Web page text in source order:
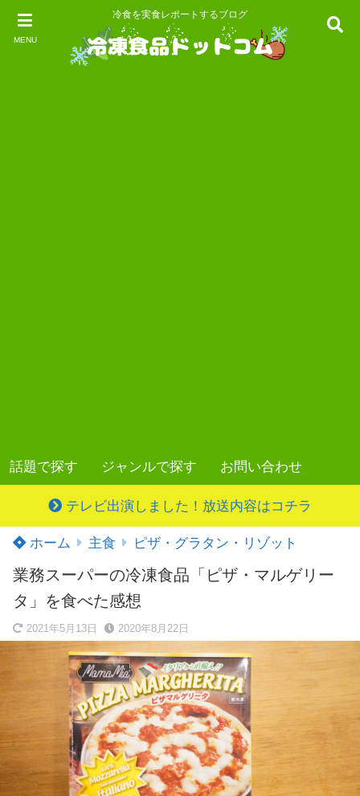
MENU
冷食を実食レポートするブログ
話題で探す ジャンルで探す お問い合わせ
テレビ出演しました！放送内容はコチラ
ホーム 主食 ピザ・グラタン・リゾット
業務スーパーの冷凍食品「ピザ・マルゲリー
タ」を食べた感想
2021年5月13日 2020年8月22日